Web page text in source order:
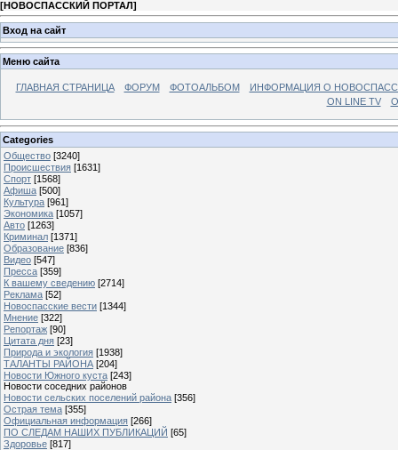
[НОВОСПАССКИЙ ПОРТАЛ]
Вход на сайт
Меню сайта
ГЛАВНАЯ СТРАНИЦА ФОРУМ ФОТОАЛЬБОМ
ИНФОРМАЦИЯ О
ON LINE TV
Categories
Общество [3240]
Происшествия [1631]
Спорт [1568]
Афиша [500]
Культура [961]
Экономика [1057]
Авто [1263]
Криминал [1371]
Образование [836]
Видео [547]
Пресса [359]
К вашему сведению [2714]
Реклама [52]
Новоспасские вести [1344]
Мнение [322]
Репортаж [90]
Цитата дня [23]
Природа и экология [1938]
ТАЛАНТЫ РАЙОНА [204]
Новости Южного куста [243]
Новости соседних районов
Новости сельских поселений района [356]
Острая тема [355]
Официальная информация [266]
ПО СЛЕДАМ НАШИХ ПУБЛИКАЦИЙ [65]
Здоровье [817]